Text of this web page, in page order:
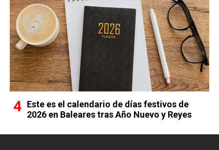
Este es el calendario de días festivos de
2026 en Baleares tras Año Nuevo y Reyes